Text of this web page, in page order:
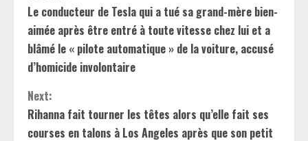
o
n
t
i
Le conducteur de Tesla qui a tué sa grand-mère bien-
aimée après être entré à toute vitesse chez lui et a
blâmé le « pilote automatique » de la voiture, accusé
d’homicide involontaire
Next:
Rihanna fait tourner les têtes alors qu’elle fait ses
courses en talons à Los Angeles après que son petit